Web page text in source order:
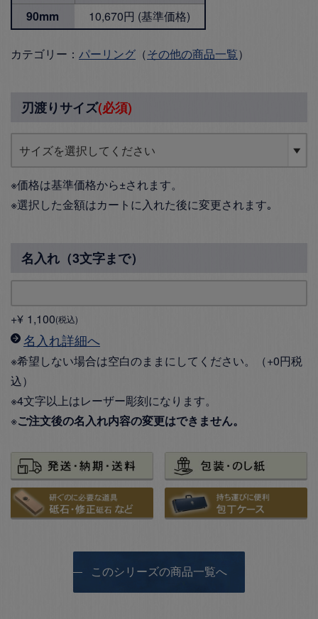
90mm
10,670円 (基準価格)
カテゴリー： パーリング （その他の商品一覧）
刃渡りサイズ(必須)
※価格は基準価格から±されます。
※選択した金額はカートに入れた後に変更されます｡
名入れ（3文字まで）
+¥ 1,100 税込
名入れ詳細へ
※希望しない場合は空白のままにしてください。（+0円税
込）
※4文字以上はレーザー彫刻になります。
※ご注文後の名入れ内容の変更はできません。
このシリーズの商品一覧へ